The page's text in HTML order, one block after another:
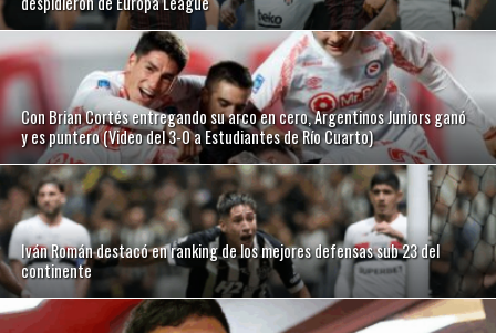
Con Brian Cortés entregando su arco en cero, Argentinos Juniors ganó
y es puntero (Video del 3-0 a Estudiantes de Río Cuarto)
Iván Román destacó en ranking de los mejores defensas sub 23 del
continente